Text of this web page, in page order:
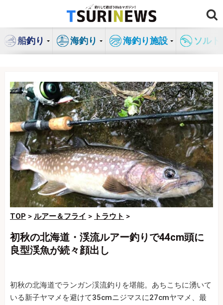
ン
船釣り 海釣り 海釣り施設 ソル
TOP > ルアー＆フライ > トラウト >
初秋の北海道・渓流ルアー釣りで44cm頭に
良型渓魚が続々顔出し
初秋の北海道でランガン渓流釣りを堪能。あちこちに湧いて
いる新子ヤマメを避けて35cmニジマスに27cmヤマメ、最